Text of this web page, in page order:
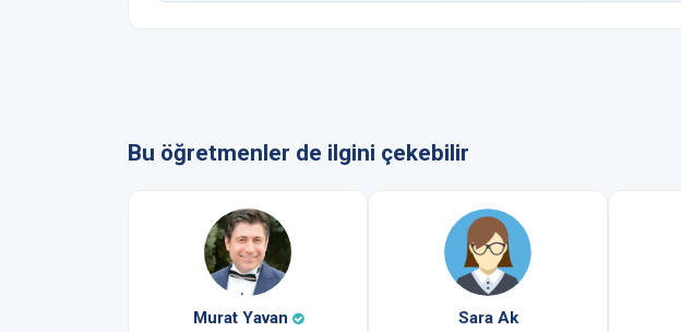
Bu öğretmenler de ilgini çekebilir
Murat Yavan Sara Ak